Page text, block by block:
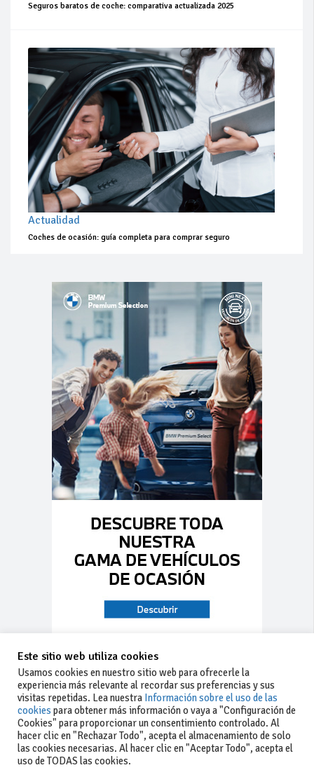
Seguros baratos de coche: comparativa actualizada 2025
Actualidad
Coches de ocasión: guía completa para comprar seguro
Este sitio web utiliza cookies
Usamos cookies en nuestro sitio web para ofrecerle la
experiencia más relevante al recordar sus preferencias y sus
visitas repetidas. Lea nuestra Información sobre el uso de las
cookies para obtener más información o vaya a "Configuración de
Cookies" para proporcionar un consentimiento controlado. Al
hacer clic en "Rechazar Todo", acepta el almacenamiento de solo
las cookies necesarias. Al hacer clic en "Aceptar Todo", acepta el
uso de TODAS las cookies.